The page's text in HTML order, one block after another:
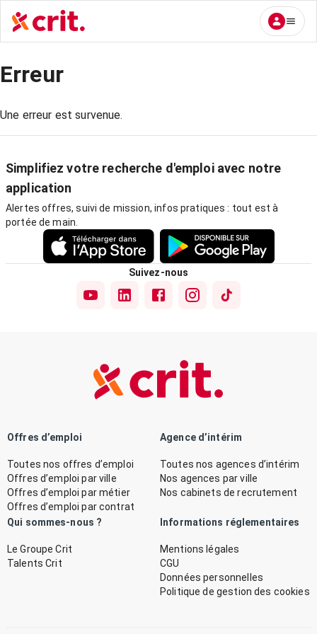
Erreur
Une erreur est survenue.
Simplifiez votre recherche d'emploi avec notre
application
Alertes offres, suivi de mission, infos pratiques : tout est à
portée de main.
Suivez-nous
Offres d’emploi
Toutes nos offres d’emploi
Offres d’emploi par ville
Offres d’emploi par métier
Offres d’emploi par contrat
Agence d’intérim
Toutes nos agences d’intérim
Nos agences par ville
Nos cabinets de recrutement
Qui sommes-nous ?
Le Groupe Crit
Talents Crit
Informations réglementaires
Mentions légales
CGU
Données personnelles
Politique de gestion des cookies